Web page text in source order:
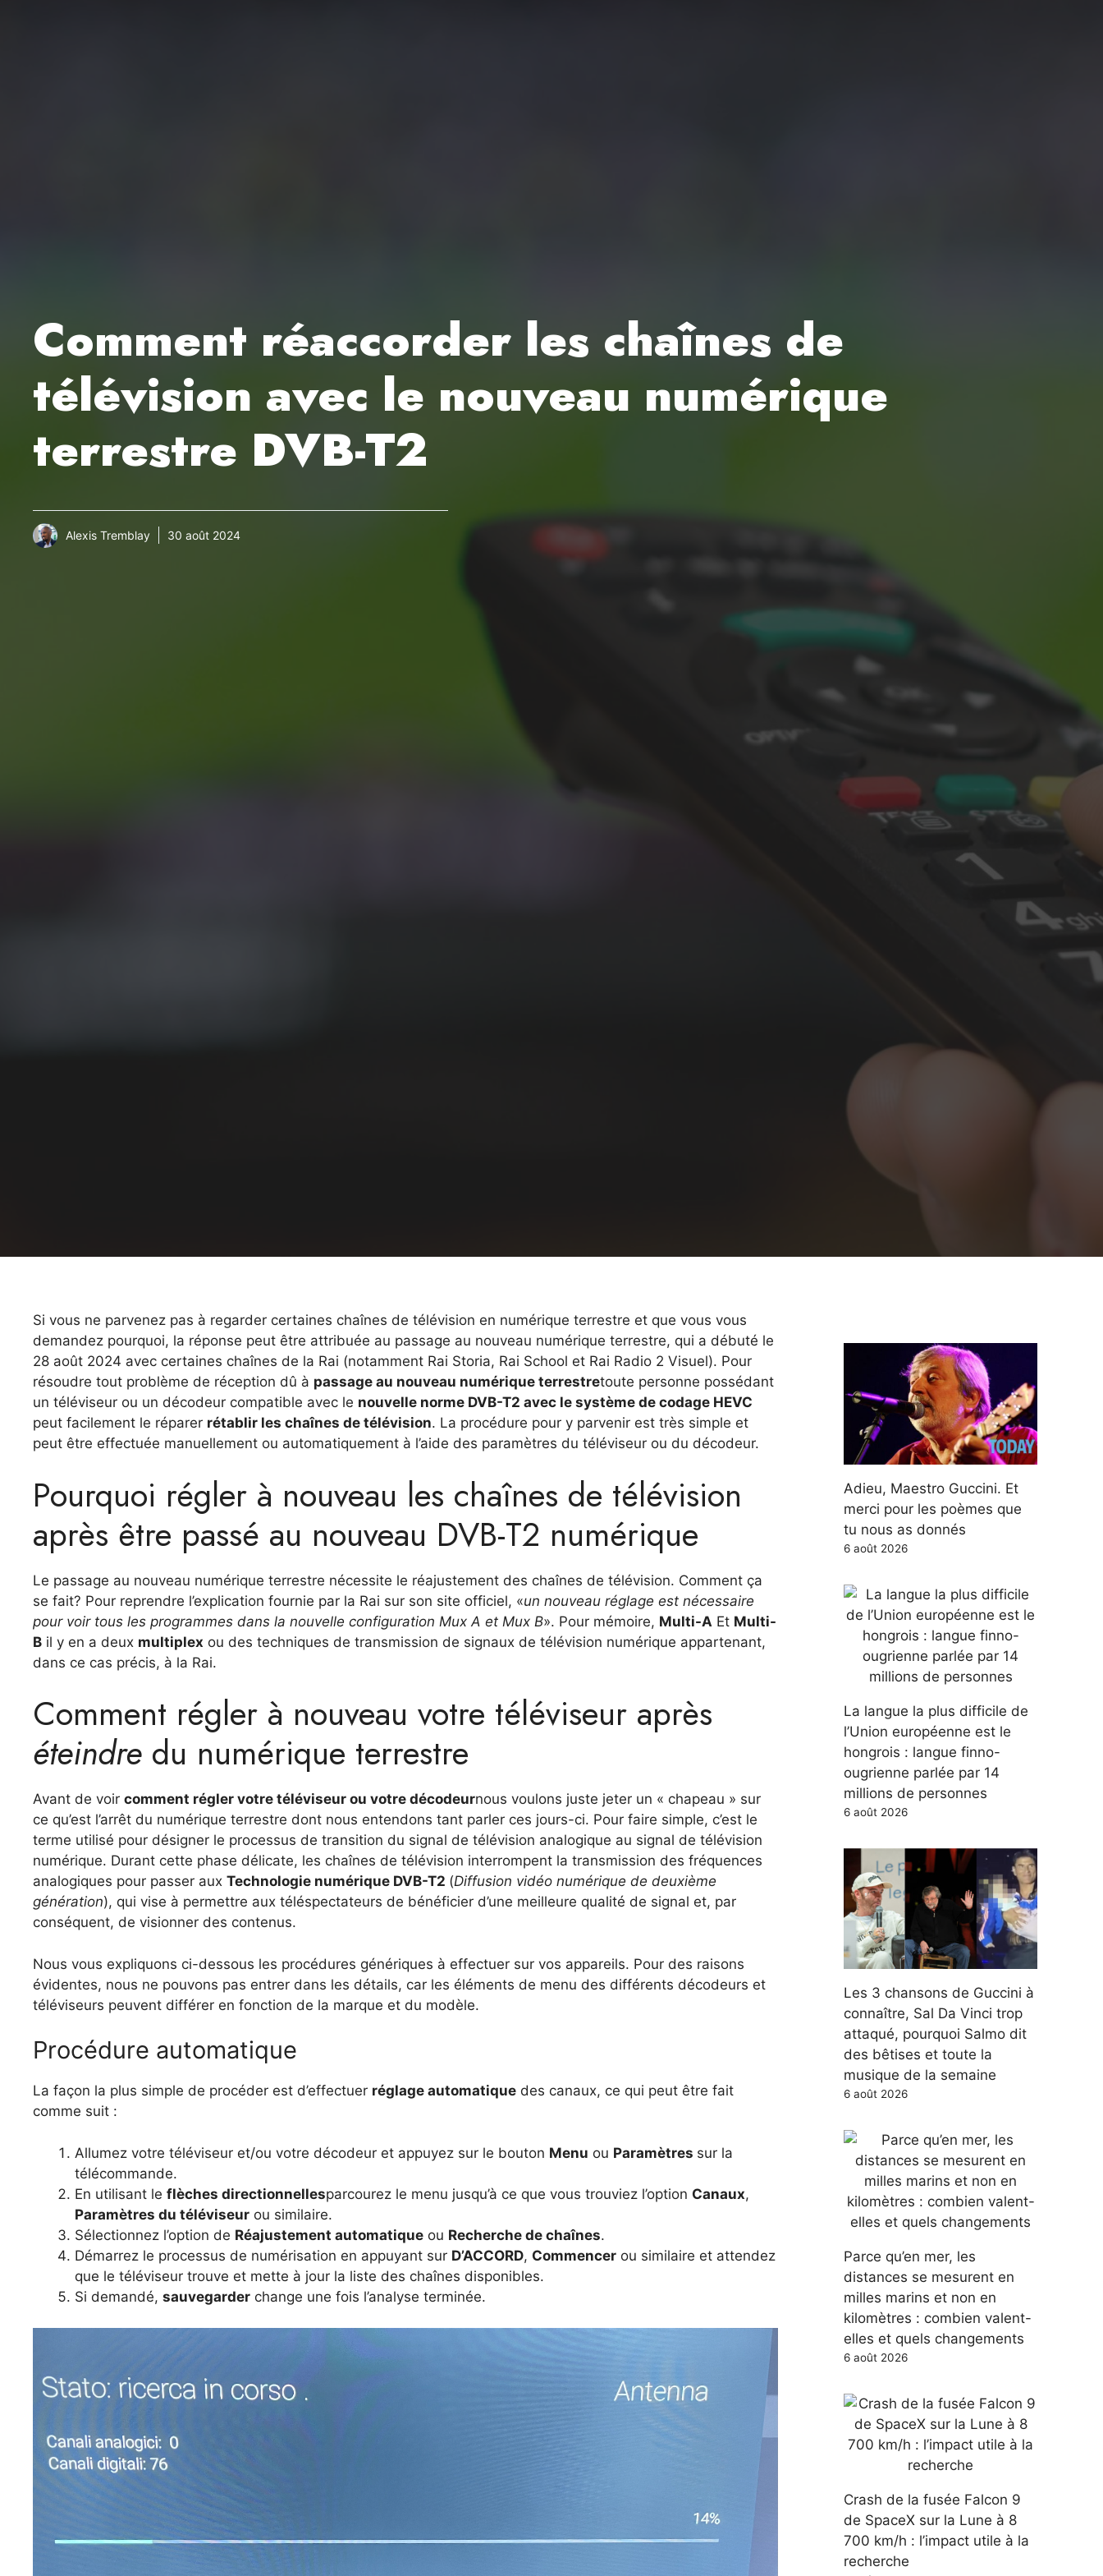
Comment réaccorder les chaînes de
télévision avec le nouveau numérique
terrestre DVB-T2
Alexis Tremblay 30 août 2024
Si vous ne parvenez pas à regarder certaines chaînes de télévision en numérique terrestre et que vous vous
demandez pourquoi, la réponse peut être attribuée au passage au nouveau numérique terrestre, qui a débuté le
28 août 2024 avec certaines chaînes de la Rai (notamment Rai Storia, Rai School et Rai Radio 2 Visuel). Pour
résoudre tout problème de réception dû à passage au nouveau numérique terrestretoute personne possédant
un téléviseur ou un décodeur compatible avec le nouvelle norme DVB-T2 avec le système de codage HEVC
peut facilement le réparer rétablir les chaînes de télévision. La procédure pour y parvenir est très simple et
peut être effectuée manuellement ou automatiquement à l’aide des paramètres du téléviseur ou du décodeur.
Pourquoi régler à nouveau les chaînes de télévision
après être passé au nouveau DVB-T2 numérique
Le passage au nouveau numérique terrestre nécessite le réajustement des chaînes de télévision. Comment ça
se fait? Pour reprendre l’explication fournie par la Rai sur son site officiel, «un nouveau réglage est nécessaire
pour voir tous les programmes dans la nouvelle configuration Mux A et Mux B». Pour mémoire, Multi-A Et Multi-
B il y en a deux multiplex ou des techniques de transmission de signaux de télévision numérique appartenant,
dans ce cas précis, à la Rai.
Comment régler à nouveau votre téléviseur après
éteindre du numérique terrestre
Avant de voir comment régler votre téléviseur ou votre décodeurnous voulons juste jeter un « chapeau » sur
ce qu’est l’arrêt du numérique terrestre dont nous entendons tant parler ces jours-ci. Pour faire simple, c’est le
terme utilisé pour désigner le processus de transition du signal de télévision analogique au signal de télévision
numérique. Durant cette phase délicate, les chaînes de télévision interrompent la transmission des fréquences
analogiques pour passer aux Technologie numérique DVB-T2 (Diffusion vidéo numérique de deuxième
génération), qui vise à permettre aux téléspectateurs de bénéficier d’une meilleure qualité de signal et, par
conséquent, de visionner des contenus.
Nous vous expliquons ci-dessous les procédures génériques à effectuer sur vos appareils. Pour des raisons
évidentes, nous ne pouvons pas entrer dans les détails, car les éléments de menu des différents décodeurs et
téléviseurs peuvent différer en fonction de la marque et du modèle.
Procédure automatique
La façon la plus simple de procéder est d’effectuer réglage automatique des canaux, ce qui peut être fait
comme suit :
Allumez votre téléviseur et/ou votre décodeur et appuyez sur le bouton Menu ou Paramètres sur la
télécommande.
En utilisant le flèches directionnellesparcourez le menu jusqu’à ce que vous trouviez l’option Canaux,
Paramètres du téléviseur ou similaire.
Sélectionnez l’option de Réajustement automatique ou Recherche de chaînes.
Démarrez le processus de numérisation en appuyant sur D’ACCORD, Commencer ou similaire et attendez
que le téléviseur trouve et mette à jour la liste des chaînes disponibles.
Si demandé, sauvegarder change une fois l’analyse terminée.
Adieu, Maestro Guccini. Et
merci pour les poèmes que
tu nous as donnés
6 août 2026
La langue la plus difficile de
l’Union européenne est le
hongrois : langue finno-
ougrienne parlée par 14
millions de personnes
6 août 2026
Les 3 chansons de Guccini à
connaître, Sal Da Vinci trop
attaqué, pourquoi Salmo dit
des bêtises et toute la
musique de la semaine
6 août 2026
Parce qu’en mer, les
distances se mesurent en
milles marins et non en
kilomètres : combien valent-
elles et quels changements
6 août 2026
Crash de la fusée Falcon 9
de SpaceX sur la Lune à 8
700 km/h : l’impact utile à la
recherche